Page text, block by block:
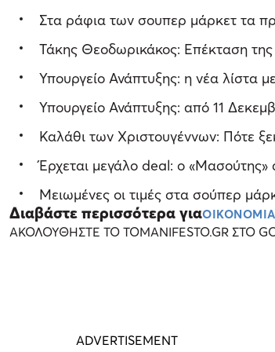
Στα ράφια των σουπερ μάρκετ τα
Τάκης Θεοδωρικάκος: Επέκταση
Υπουργείο Ανάπτυξης: η νέα λίστα
Υπουργείο Ανάπτυξης: από 11
Καλάθι των Χριστουγέννων: Πότε
Έρχεται μεγάλο deal: ο
Μειωμένες οι τιμές στα σούπερ
Διαβάστε περισσότερα γιαΟΙΚΟΝΟΜΙΑ
ΑΚΟΛΟΥΘΗΣΤΕ ΤΟ TOMANIFESTO.GR ΣΤΟ